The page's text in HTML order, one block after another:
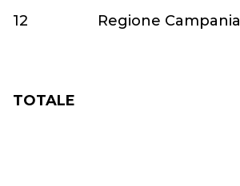
12 Regione Campania
TOTALE